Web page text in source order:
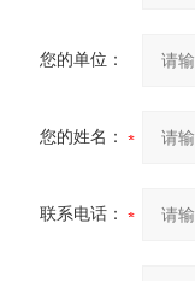
您的单位：
您的姓名：
联系电话：